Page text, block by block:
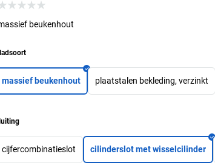
beukenhout
massief beukenhout plaatstalen bekleding, verzinkt
cijfercombinatieslot cilinderslot met wisselcilinder